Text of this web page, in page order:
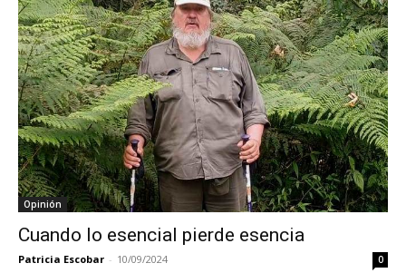
Opinión
Cuando lo esencial pierde esencia
Patricia Escobar - 10/09/2024 0